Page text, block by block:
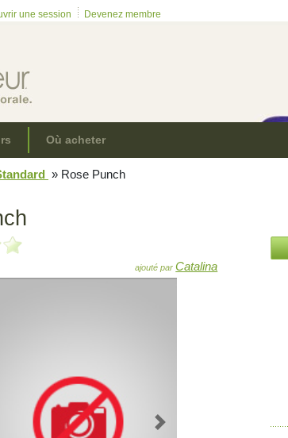
une session Devenez membre
Où acheter
» Rose Punch
ajouté parCatalina
Next